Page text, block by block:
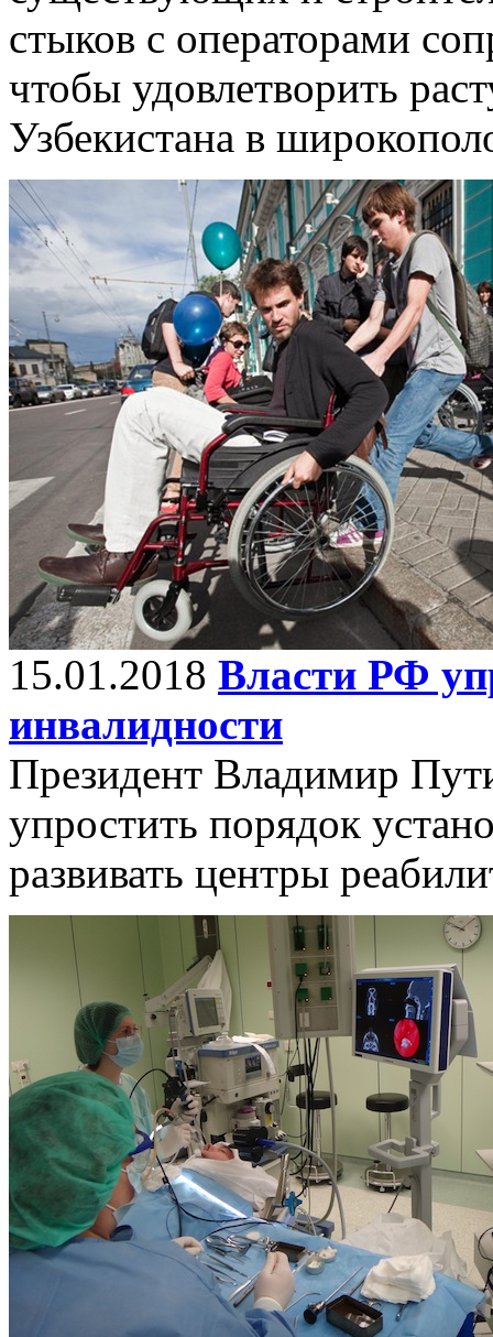
стыков с операторами
чтобы удовлетворить
Узбекистана в
15.01.2018 Власти РФ
инвалидности
Президент Владимир
упростить порядок
развивать центры